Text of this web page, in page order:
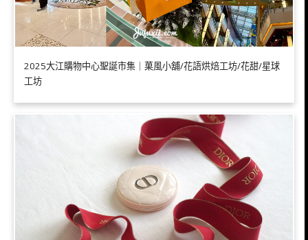
2025大江購物中心聖誕市集｜菓風小舖/花語烘焙工坊/花甜/星球
工坊